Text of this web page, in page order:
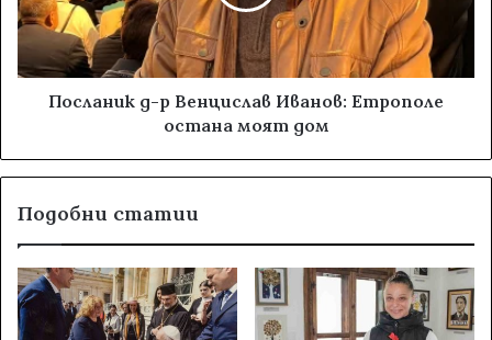
Посланик д-р Венцислав Иванов: Етрополе
остана моят дом
Подобни статии